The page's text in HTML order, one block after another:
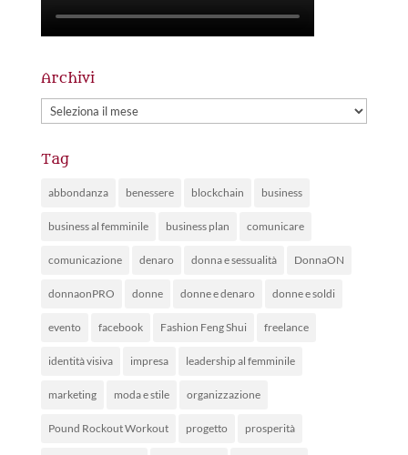
Archivi
Archivi
Tag
abbondanza benessere blockchain business
business al femminile business plan comunicare
comunicazione denaro donna e sessualità DonnaON
donnaonPRO donne donne e denaro donne e soldi
evento facebook Fashion Feng Shui freelance
identità visiva impresa leadership al femminile
marketing moda e stile organizzazione
Pound Rockout Workout progetto prosperità